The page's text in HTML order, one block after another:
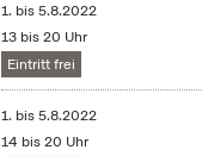
1. bis5.8.2022
13 bis 20 Uhr
Eintritt frei
1. bis5.8.2022
14 bis 20 Uhr